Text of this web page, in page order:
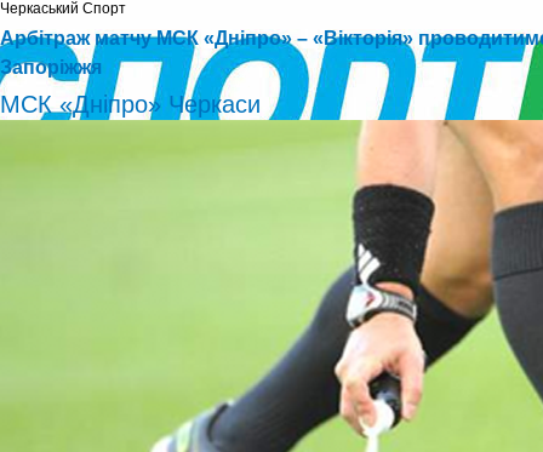
Черкаський Cпорт
Арбітраж матчу МСК «Дніпро» – «Вікторія»
Запоріжжя
МСК «Дніпро» Черкаси